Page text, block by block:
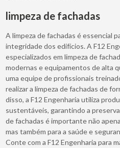
limpeza de fachadas
A limpeza de fachadas é essencial
integridade dos edifícios. A F12
especializados em limpeza de
modernas e equipamentos de alta
uma equipe de profissionais
realizar a limpeza de fachadas de
disso, a F12 Engenharia utiliza
sustentáveis, garantindo a
de fachadas é importante não
mas também para a saúde e
Conte com a F12 Engenharia para